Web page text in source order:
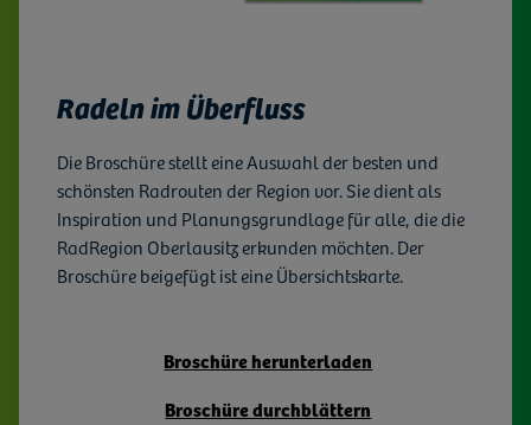
Radeln im Überfluss
Die Broschüre stellt eine Auswahl der besten und
schönsten Radrouten der Region vor. Sie dient als
Inspiration und Planungsgrundlage für alle, die die
RadRegion Oberlausitz erkunden möchten. Der
Broschüre beigefügt ist eine Übersichtskarte.
Broschüre herunterladen
Broschüre durchblättern